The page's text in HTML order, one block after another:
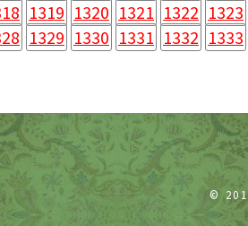
1319 1320 1321 1322 1323
1329 1330 1331 1332 1333
©